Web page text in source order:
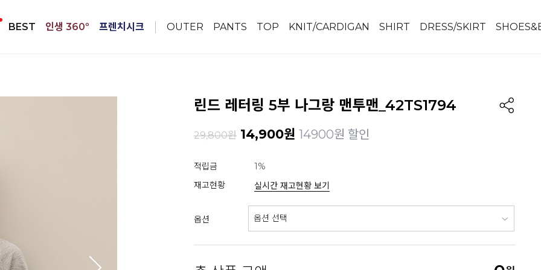
BEST 인생 360º 프렌치시크 OUTER PANTS TOP KNIT/CARDIGAN SHIRT DRESS/SKIRT
린드 레터링 5부 나그랑 맨투맨_42TS1794
29,800원 14,900원 14900원 할인
적립금
1%
재고현황
실시간 재고현황 보기
옵션